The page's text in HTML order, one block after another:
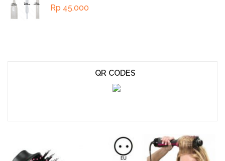
Rp 45.000
QR CODES